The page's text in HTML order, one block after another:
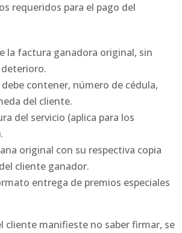
para el pago del
la factura ganadora original, sin
contener, número de cédula,
del cliente.
del servicio (aplica para los
original con su respectiva copia
cliente ganador.
entrega de premios especiales
cliente manifieste no saber firmar, se